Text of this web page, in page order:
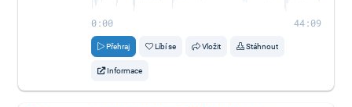
0:00 44:09
Přehraj Líbí se Vložit Stáhnout
Informace